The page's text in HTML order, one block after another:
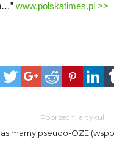
www.polskatimes.pl >>
Poprzedni artykuł
mamy pseudo-OZE